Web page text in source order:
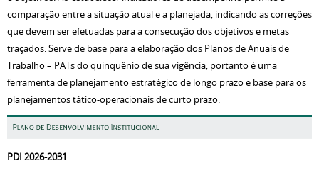
comparação entre a situação atual e a planejada, indicando as correções
que devem ser efetuadas para a consecução dos objetivos e metas
traçados. Serve de base para a elaboração dos Planos de Anuais de
Trabalho – PATs do quinquênio de sua vigência, portanto é uma
ferramenta de planejamento estratégico de longo prazo e base para os
planejamentos tático-operacionais de curto prazo.
PDI 2026-2031